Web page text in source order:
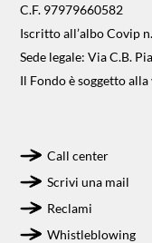
C.F. 97979660582
Iscritto all’albo Covip
Sede legale: Via C.B.
Il Fondo è soggetto
Call center
Scrivi una mail
Reclami
Whistleblowing